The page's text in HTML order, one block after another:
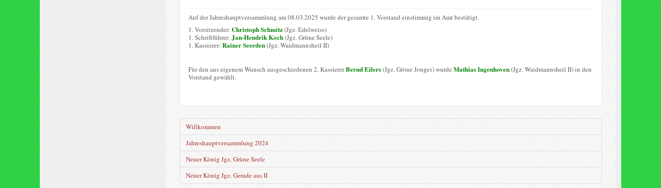
Auf der Jahreshauptversammlung am 08.03.2025 wurde der gesamte 1. Vorstand einstimmig im Amt bestätigt.
1. Vorsitzender: Christoph Schmitz(Jgz. Edelweiss)
1. Schriftführer: Jan-Hendrik Koch(Jgz. Grüne Seele)
1. Kassierer: Rainer Seerden(Jgz. Waidmannsheil II)
Für den aus eigenem Wunsch ausgeschiedenen 2. KassiererBernd Eilers(Jgz. Gröne Jonges) wurde Mathias Ingenhoven(Jgz. Waidmannsheil II) in den
Vorstand gewählt.
Willkommen
Jahreshauptversammlung 2024
Neuer König Jgz. Grüne Seele
Neuer König Jgz. Gerade aus II